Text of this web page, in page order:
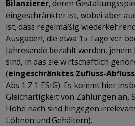
Bilanzierer, deren
eingeschränkter ist, wobei aber
ist, dass regelmäßig
Ausgaben, die etwa 15 Tage vor
Jahresende bezahlt werden, jenem
sind, in das sie wirtschaftlich
(eingeschränktes Zufluss-
Abs 1 Z 1 EStG). Es kommt hier
Gleichartigkeit von Zahlungen an,
Höhe nach sind hingegen
Löhnen und Gehältern).